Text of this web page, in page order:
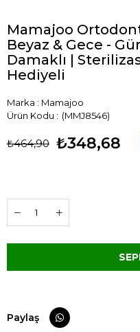
Mamajoo
Beyaz & Gece -
Damaklı |
Hediyeli
Marka : Mamajoo
(MMJ8546)
₺464,90 ₺348,68
Paylaş